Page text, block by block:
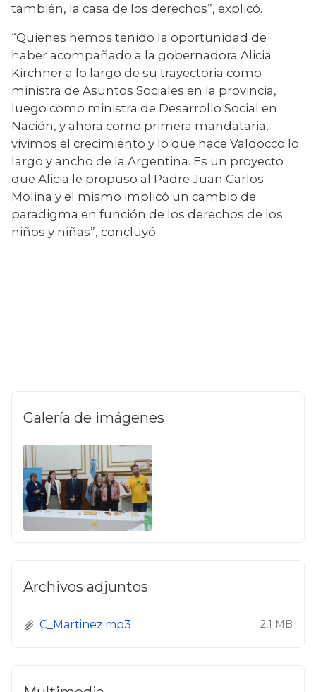
también, la casa de los derechos”, explicó.
“Quienes hemos tenido la oportunidad de
haber acompañado a la gobernadora Alicia
Kirchner a lo largo de su trayectoria como
ministra de Asuntos Sociales en la provincia,
luego como ministra de Desarrollo Social en
Nación, y ahora como primera mandataria,
vivimos el crecimiento y lo que hace Valdocco lo
largo y ancho de la Argentina. Es un proyecto
que Alicia le propuso al Padre Juan Carlos
Molina y el mismo implicó un cambio de
paradigma en función de los derechos de los
niños y niñas”, concluyó.
Galería de imágenes
Archivos adjuntos
C_Martinez.mp3 2,1 MB